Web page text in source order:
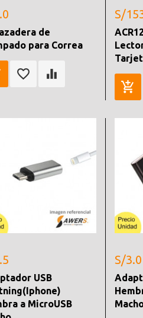
de
para Correa
S/
USB
a MicroUSB
S/3.0